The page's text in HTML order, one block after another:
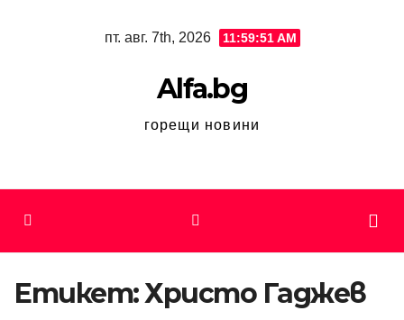
пт. авг. 7th, 2026 11:59:51 AM
Alfa.bg
горещи новини
Етикет:Христо Гаджев